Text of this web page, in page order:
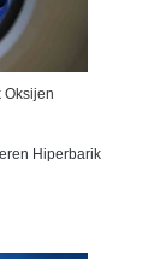
Oksijen
Hiperbarik